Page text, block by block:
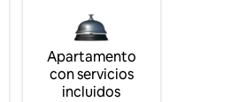
Apartamento
con servicios
incluidos